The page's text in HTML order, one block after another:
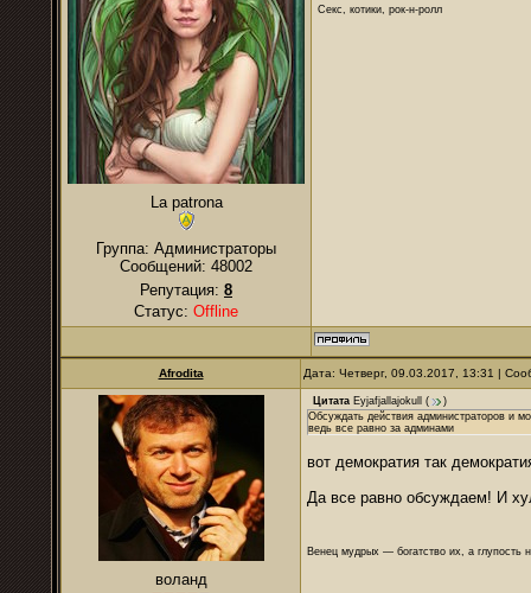
La patrona
Группа: Администраторы
Сообщений: 48002
Репутация: 8
Статус: Offline
Секс, котики, рок-н-ролл
Afrodita Дата: Четверг, 09.03.2017, 13:31 |
воланд
Цитата Eyjafjallajokull (
)
Обсуждать действия администраторов и
ведь все равно за админами
вот демократия так
Да все равно обсуждаем! И
Венец мудрых — богатство их, а глупость